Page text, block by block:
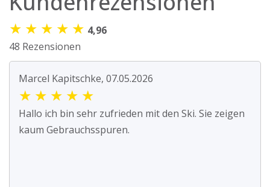
★ ★ ★ ★ ★ 4,96
48 Rezensionen
Marcel Kapitschke, 07.05.2026
★ ★ ★ ★ ★
Hallo ich bin sehr zufrieden mit den Ski. Sie zeigen
kaum Gebrauchsspuren.